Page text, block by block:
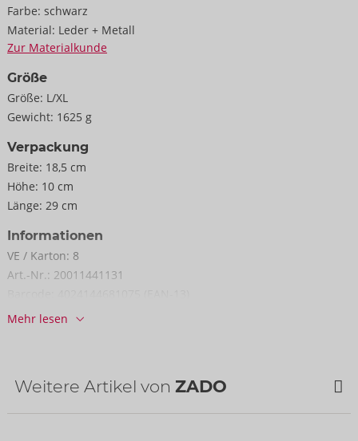
Farbe: schwarz
Material: Leder + Metall
Zur Materialkunde
Größe
Größe: L/XL
Gewicht: 1625 g
Verpackung
Breite: 18,5 cm
Höhe: 10 cm
Länge: 29 cm
Informationen
VE / Karton: 8
Art.-Nr.: 20011441131
Zolltarifnummer:
nächste Lieferung:48/2026
Mehr lesen
Weitere Artikel von ZADO